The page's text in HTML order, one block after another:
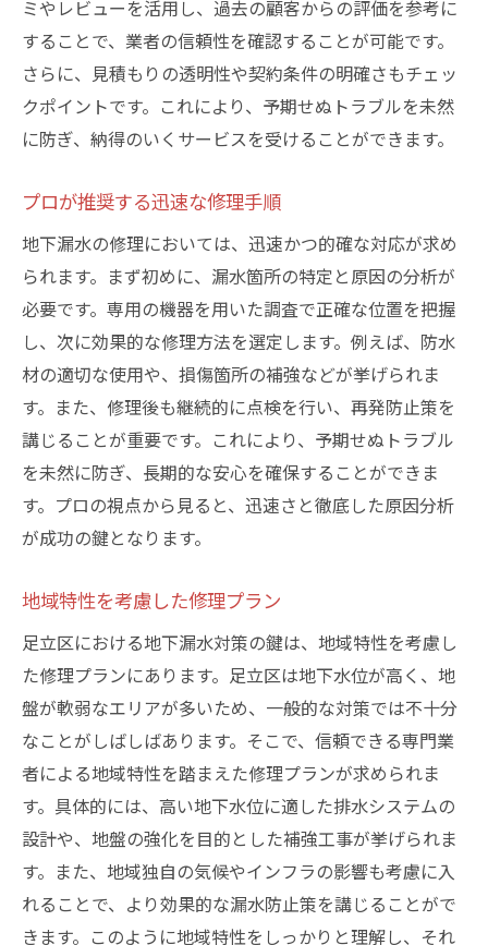
ミやレビューを活用し、過去の顧客からの評価を参考に
することで、業者の信頼性を確認することが可能です。
さらに、見積もりの透明性や契約条件の明確さもチェッ
クポイントです。これにより、予期せぬトラブルを未然
に防ぎ、納得のいくサービスを受けることができます。
プロが推奨する迅速な修理手順
地下漏水の修理においては、迅速かつ的確な対応が求め
られます。まず初めに、漏水箇所の特定と原因の分析が
必要です。専用の機器を用いた調査で正確な位置を把握
し、次に効果的な修理方法を選定します。例えば、防水
材の適切な使用や、損傷箇所の補強などが挙げられま
す。また、修理後も継続的に点検を行い、再発防止策を
講じることが重要です。これにより、予期せぬトラブル
を未然に防ぎ、長期的な安心を確保することができま
す。プロの視点から見ると、迅速さと徹底した原因分析
が成功の鍵となります。
地域特性を考慮した修理プラン
足立区における地下漏水対策の鍵は、地域特性を考慮し
た修理プランにあります。足立区は地下水位が高く、地
盤が軟弱なエリアが多いため、一般的な対策では不十分
なことがしばしばあります。そこで、信頼できる専門業
者による地域特性を踏まえた修理プランが求められま
す。具体的には、高い地下水位に適した排水システムの
設計や、地盤の強化を目的とした補強工事が挙げられま
す。また、地域独自の気候やインフラの影響も考慮に入
れることで、より効果的な漏水防止策を講じることがで
きます。このように地域特性をしっかりと理解し、それ